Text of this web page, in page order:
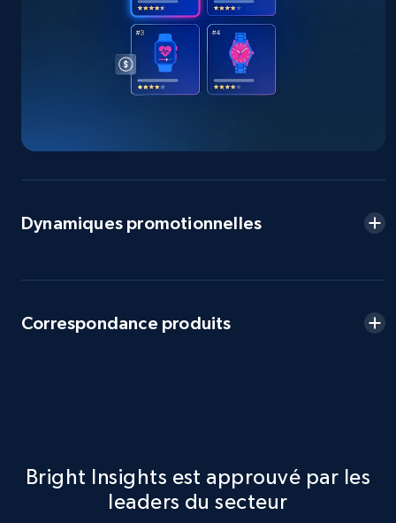
URL, Product id, Title, Seller name, Seller rating,
Seller reviews, Breadcrumbs, Root category, and
359+ Commencer
eBay - Collect products from shops on eBay
Seller reviews, Breadcrumbs, Root category, and
359+ Commencer
Dynamiques promotionnelles
Correspondance produits
Bright Insights est approuvé par les
leaders du secteur